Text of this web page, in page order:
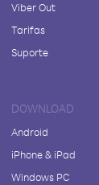
Viber Out
Tarifas
Suporte
DOWNLOAD
Android
iPhone & iPad
Windows PC